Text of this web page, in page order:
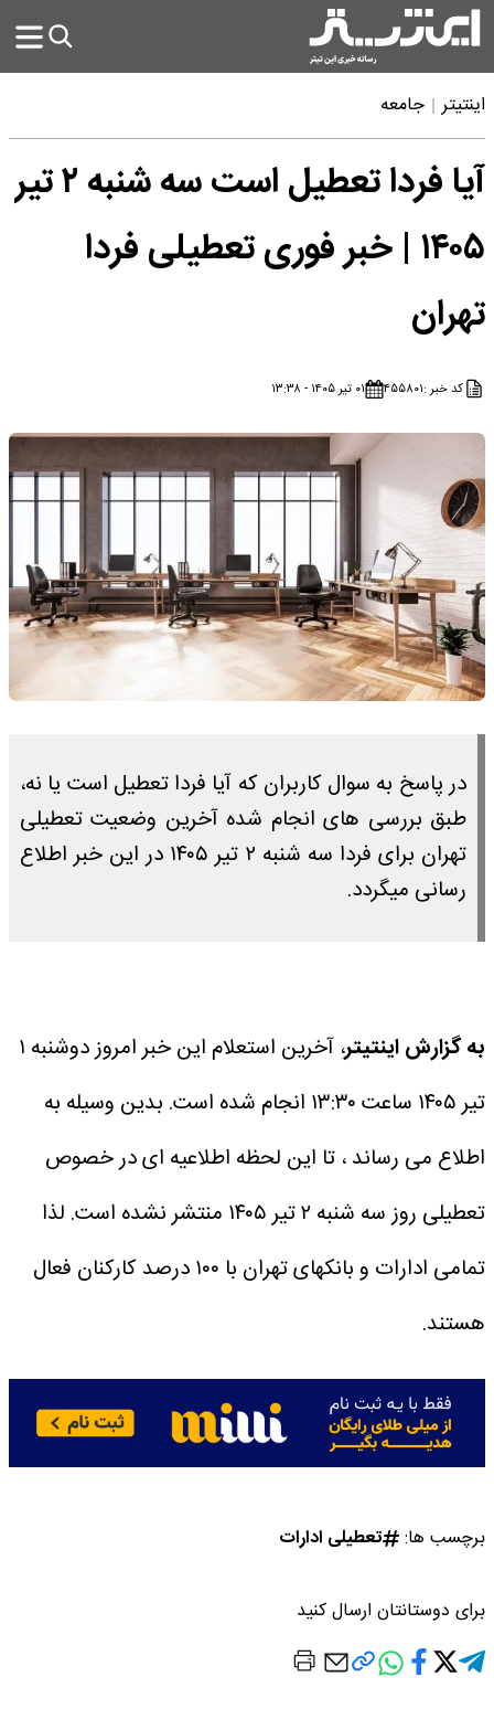
اینتیتر جامعه
آیا فردا تعطیل است سه شنبه ۲ تیر
۱۴۰۵ | خبر فوری تعطیلی فردا
تهران
کد خبر :۴۵۵۸۰۱ ۰۱ تیر ۱۴۰۵ - ۱۳:۳۸
در پاسخ به سوال کاربران که آیا فردا تعطیل است یا نه،
طبق بررسی های انجام شده آخرین وضعیت تعطیلی
تهران برای فردا سه شنبه ۲ تیر ۱۴۰۵ در این خبر اطلاع
رسانی میگردد.
به گزارش اینتیتر
، آخرین استعلام این خبر امروز دوشنبه ۱
تیر ۱۴۰۵ ساعت ۱۳:۳۰ انجام شده است.
بدین وسیله به
اطلاع می رساند ، تا این لحظه اطلاعیه ای در خصوص
تعطیلی روز سه شنبه ۲ تیر ۱۴۰۵ منتشر نشده است. لذا
تمامی ادارات و بانکهای تهران با ۱۰۰ درصد کارکنان فعال
هستند.
برچسب ها: تعطیلی ادارات
برای دوستانتان ارسال کنید